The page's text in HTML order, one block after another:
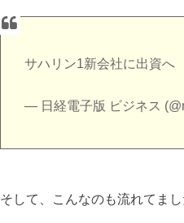
サハリン1新会社に出資
— 日経電子版 ビジネス
そして、こんなのも流れてまし